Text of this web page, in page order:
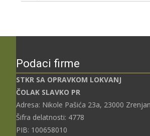
Podaci firme
STKR SA OPRAVKOM LOKVANJ
ČOLAK SLAVKO PR
Adresa: Nikole Pašića 23a, 23000
Šifra delatnosti: 4778
PIB: 100658010